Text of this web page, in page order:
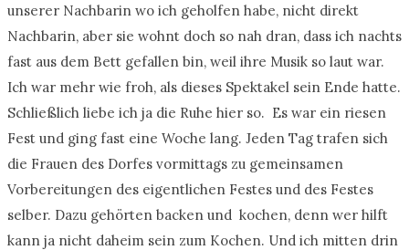
unserer Nachbarin wo ich geholfen habe, nicht direkt
Nachbarin, aber sie wohnt doch so nah dran, dass ich nachts
fast aus dem Bett gefallen bin, weil ihre Musik so laut war.
Ich war mehr wie froh, als dieses Spektakel sein Ende hatte.
Schließlich liebe ich ja die Ruhe hier so. Es war ein riesen
Fest und ging fast eine Woche lang. Jeden Tag trafen sich
die Frauen des Dorfes vormittags zu gemeinsamen
Vorbereitungen des eigentlichen Festes und des Festes
selber. Dazu gehörten backen und kochen, denn wer hilft
kann ja nicht daheim sein zum Kochen. Und ich mitten drin